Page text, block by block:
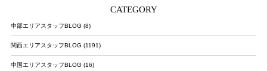
CATEGORY
中部エリアスタッフBLOG (8)
関西エリアスタッフBLOG (1191)
中国エリアスタッフBLOG (16)